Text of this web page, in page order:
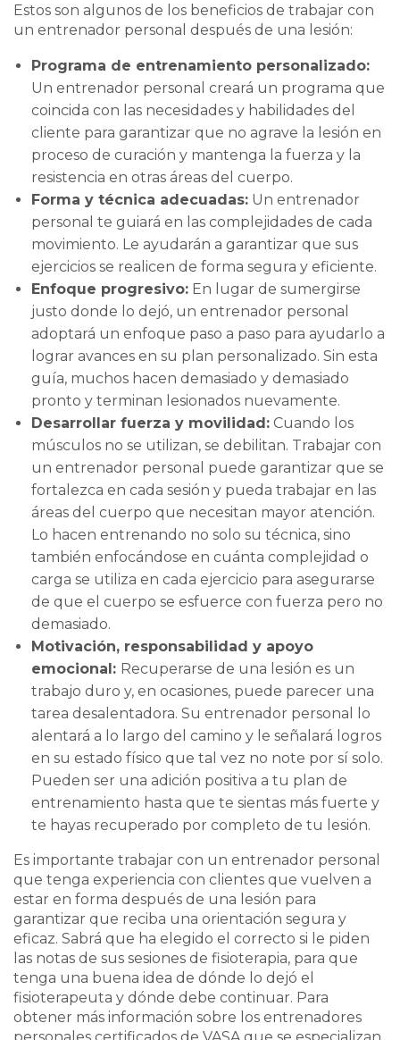
Estos son algunos de los beneficios de trabajar con
un entrenador personal después de una lesión:
Programa de entrenamiento personalizado:
Un entrenador personal creará un programa que
coincida con las necesidades y habilidades del
cliente para garantizar que no agrave la lesión en
proceso de curación y mantenga la fuerza y la
resistencia en otras áreas del cuerpo.
Forma y técnica adecuadas: Un entrenador
personal te guiará en las complejidades de cada
movimiento. Le ayudarán a garantizar que sus
ejercicios se realicen de forma segura y eficiente.
Enfoque progresivo: En lugar de sumergirse
justo donde lo dejó, un entrenador personal
adoptará un enfoque paso a paso para ayudarlo a
lograr avances en su plan personalizado. Sin esta
guía, muchos hacen demasiado y demasiado
pronto y terminan lesionados nuevamente.
Desarrollar fuerza y movilidad: Cuando los
músculos no se utilizan, se debilitan. Trabajar con
un entrenador personal puede garantizar que se
fortalezca en cada sesión y pueda trabajar en las
áreas del cuerpo que necesitan mayor atención.
Lo hacen entrenando no solo su técnica, sino
también enfocándose en cuánta complejidad o
carga se utiliza en cada ejercicio para asegurarse
de que el cuerpo se esfuerce con fuerza pero no
demasiado.
Motivación, responsabilidad y apoyo
emocional: Recuperarse de una lesión es un
trabajo duro y, en ocasiones, puede parecer una
tarea desalentadora. Su entrenador personal lo
alentará a lo largo del camino y le señalará logros
en su estado físico que tal vez no note por sí solo.
Pueden ser una adición positiva a tu plan de
entrenamiento hasta que te sientas más fuerte y
te hayas recuperado por completo de tu lesión.
Es importante trabajar con un entrenador personal
que tenga experiencia con clientes que vuelven a
estar en forma después de una lesión para
garantizar que reciba una orientación segura y
eficaz. Sabrá que ha elegido el correcto si le piden
las notas de sus sesiones de fisioterapia, para que
tenga una buena idea de dónde lo dejó el
fisioterapeuta y dónde debe continuar. Para
obtener más información sobre los entrenadores
personales certificados de VASA que se especializan